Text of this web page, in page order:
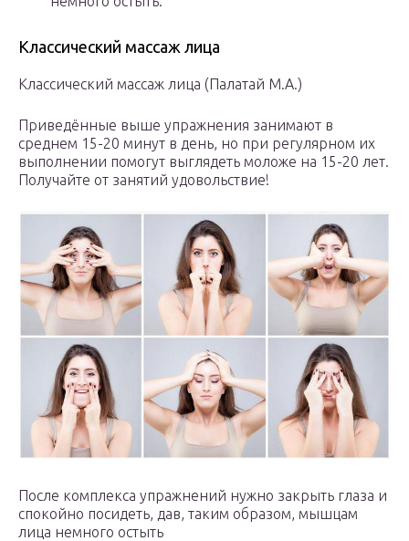
Классический массаж лица
Классический массаж лица (Палатай М.А.)
Приведённые выше упражнения занимают в
среднем 15-20 минут в день, но при регулярном их
выполнении помогут выглядеть моложе на 15-20 лет.
Получайте от занятий удовольствие!
После комплекса упражнений нужно закрыть глаза и
спокойно посидеть, дав, таким образом, мышцам
лица немного остыть